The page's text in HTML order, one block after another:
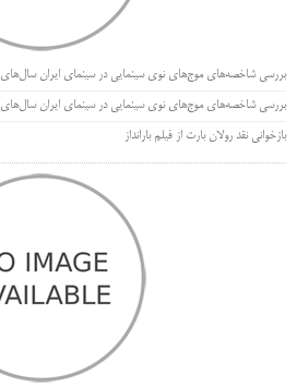
بررسی شاخصه‌های موج‌های نوی سینمایی در سینمای ایران سال‌های 1357-1343، قسمت دوم
بررسی شاخصه‌های موج‌های نوی سینمایی در سینمای ایران سال‌های 1357-1343
بازخوانی نقد رولان بارت از فیلم بارانداز